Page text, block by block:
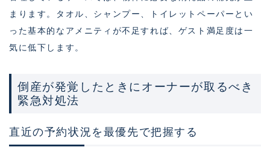
まります。タオル、シャンプー、トイレットペーパーとい
った基本的なアメニティが不足すれば、ゲスト満足度は一
気に低下します。
倒産が発覚したときにオーナーが取るべき
緊急対処法
直近の予約状況を最優先で把握する